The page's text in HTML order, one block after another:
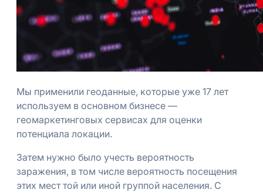
Мы применили геоданные, которые уже 17 лет
используем в основном бизнесе —
геомаркетинговых сервисах для оценки
потенциала локации.
Затем нужно было учесть вероятность
заражения, в том числе вероятность посещения
этих мест той или иной группой населения. С